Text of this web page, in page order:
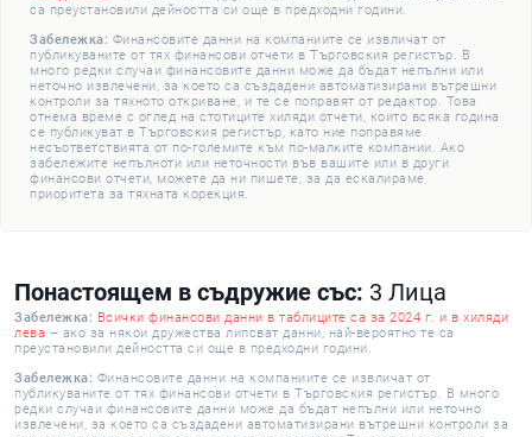
са преустановили дейността си още в предходни години.
Забележка: Финансовите данни на компаниите се извличат от
публикуваните от тях финансови отчети в Търговския регистър. В
много редки случаи финансовите данни може да бъдат непълни или
неточно извлечени, за което са създадени автоматизирани вътрешни
контроли за тяхното откриване, и те се поправят от редактор. Това
отнема време с оглед на стотиците хиляди отчети, които всяка година
се публикуват в Търговския регистър, като ние поправяме
несъответствията от по-големите към по-малките компании. Ако
забележите непълноти или неточности във вашите или в други
финансови отчети, можете да ни пишете, за да ескалираме
приоритета за тяхната корекция.
Понастоящем в съдружие със: 3 Лица
Забележка: Всички финансови данни в таблиците са за 2024 г. и в хиляди
лева – ако за някои дружества липсват данни, най-вероятно те са
преустановили дейността си още в предходни години.
Забележка: Финансовите данни на компаниите се извличат от
публикуваните от тях финансови отчети в Търговския регистър. В много
редки случаи финансовите данни може да бъдат непълни или неточно
извлечени, за което са създадени автоматизирани вътрешни контроли за